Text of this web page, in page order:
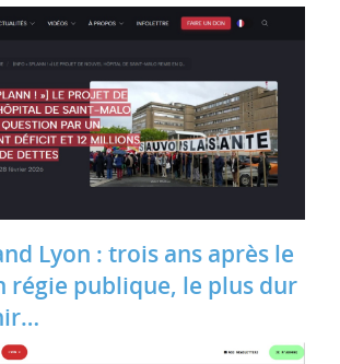
Lyon : trois ans après le
régie publique, le plus dur